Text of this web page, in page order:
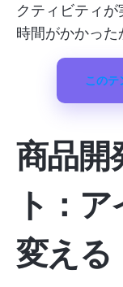
クティビティ
時間がかかった
このテ
商品開
ト：
変える